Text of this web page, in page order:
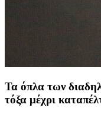
Τα όπλα των
τόξα μέχρι